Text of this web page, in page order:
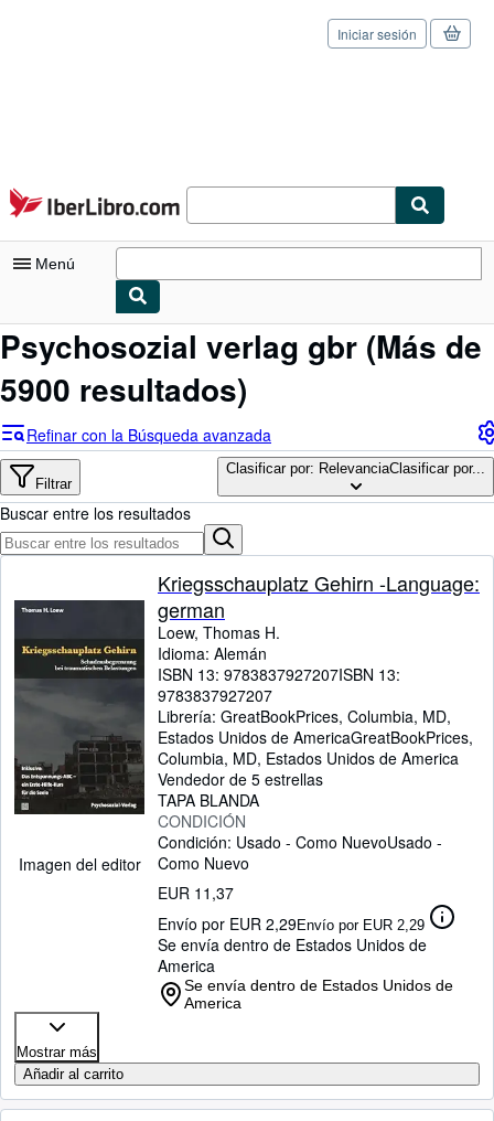
Pasar al contenido principal
IberLibro.com
Iniciar sesión
Menú
Mi cuenta
Consultar mis pedidos
Cerrar sesión
Búsqueda avanzada
Colecciones
Libros antiguos
Arte y coleccionismo
Vendedores
Comenzar a vender
Ayuda
CERRAR
Psychosozial verlag gbr (Más de
5900 resultados)
Refinar con la Búsqueda avanzada
Filtrar
Clasificar por: RelevanciaClasificar por...
Buscar entre los resultados
Imagen del editor
Kriegsschauplatz Gehirn -Language:
german
Loew, Thomas H.
Idioma: Alemán
ISBN 13: 9783837927207ISBN 13:
9783837927207
Librería: GreatBookPrices, Columbia, MD,
Estados Unidos de AmericaGreatBookPrices,
Columbia, MD, Estados Unidos de America
Vendedor de 5 estrellas
TAPA BLANDA
CONDICIÓN
Condición: Usado - Como NuevoUsado -
Como Nuevo
EUR 11,37
Envío por EUR 2,29Envío por EUR 2,29
Se envía dentro de Estados Unidos de
America
Se envía dentro de Estados Unidos de
America
Mostrar más
Añadir al carrito